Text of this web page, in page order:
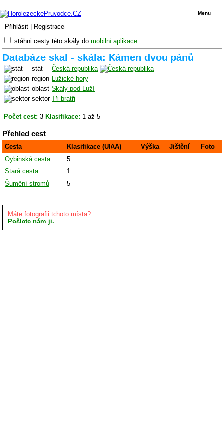
Přihlásit Registrace
Menu
stáhni cesty této skály do mobilní aplikace
Databáze skal - skála: Kámen dvou pánů
stát
Česká republika
region Lužické hory
oblast Skály pod Luží
sektor Tři bratři
Počet cest: 3 Klasifikace: 1 až 5
Přehled cest
Cesta Klasifikace (UIAA) Výška Jištění
Foto
Oybinská cesta
5
Stará cesta
1
Šumění stromů
5
Máte fotografii tohoto místa?
Pošlete nám ji.